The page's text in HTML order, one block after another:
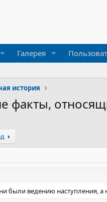
Галерея
история
факты,
были ведению наступления, а